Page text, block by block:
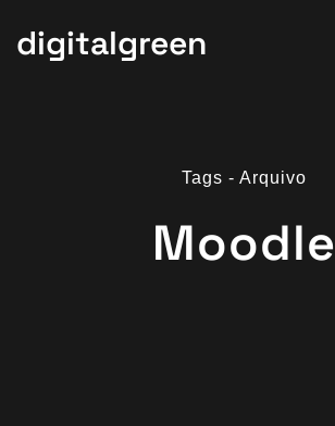
digitalgreen
Tags - Arquivo
Moodle